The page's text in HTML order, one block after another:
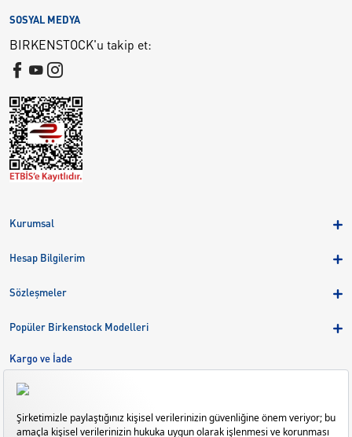
Kurumsal
Birkenstock Group
Kariyer
Hesap Bilgilerim
Sipariş Takibi
Sözleşmeler
Kargo ve İade
Çerez Tercihlerini Yönetin
Popüler Birkenstock Modelleri
Gizeh
Mayari
Kargo ve İade
Bize Ulaşın
SOSYAL MEDYA
BIRKENSTOCK'u takip et: